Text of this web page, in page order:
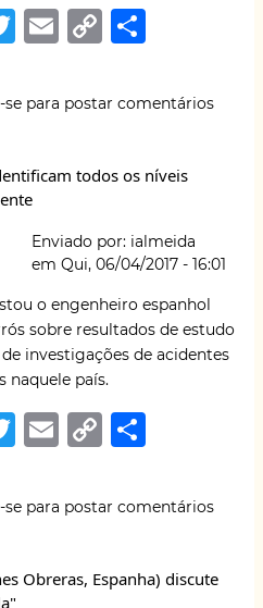
T
w
it
r
E
m
ai
C
o
p
Li
k
ar
se para postar comentários
todos os níveis
Enviado por: ialmeida
em Qui, 06/04/2017 - 16:01
o engenheiro espanhol
sobre resultados de estudo
investigações de acidentes
naquele país.
T
w
it
te
r
E
m
ai
l
C
o
p
Li
ar
se para postar comentários
Obreras, Espanha) discute